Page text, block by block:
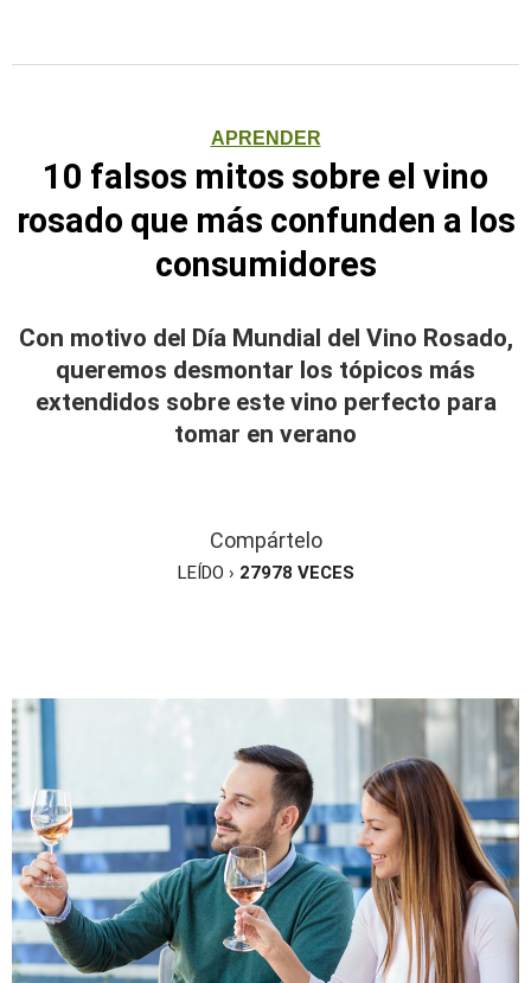
APRENDER
10 falsos mitos sobre el vino
rosado que más confunden a los
consumidores
Con motivo del Día Mundial del Vino Rosado,
queremos desmontar los tópicos más
extendidos sobre este vino perfecto para
tomar en verano
Compártelo
LEÍDO › 27978 VECES